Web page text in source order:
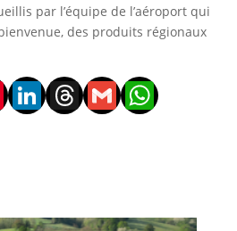
par l’équipe de l’aéroport qui
des produits régionaux
LinkedIn
Threads
Gmail